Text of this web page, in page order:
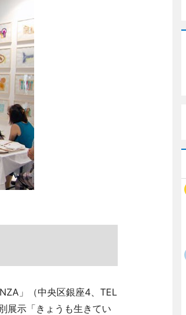
」（中央区銀座4、TEL
展示「きょうも生きてい